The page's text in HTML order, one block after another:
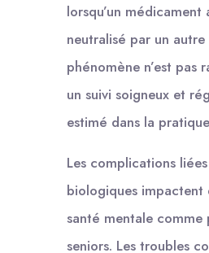
lorsqu’un
neutralisé par un
phénomène n’est pas
un suivi soigneux et
estimé dans la
Les complications
biologiques impactent
santé mentale comme
seniors. Les troubles